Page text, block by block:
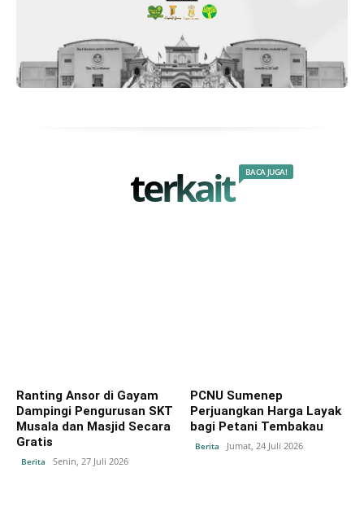
terkait BACA JUGA!
Ranting Ansor di Gayam
Dampingi Pengurusan SKT
Musala dan Masjid Secara
Gratis
Berita Senin, 27 Juli 2026
PCNU Sumenep
Perjuangkan Harga Layak
bagi Petani Tembakau
Berita Jumat, 24 Juli 2026